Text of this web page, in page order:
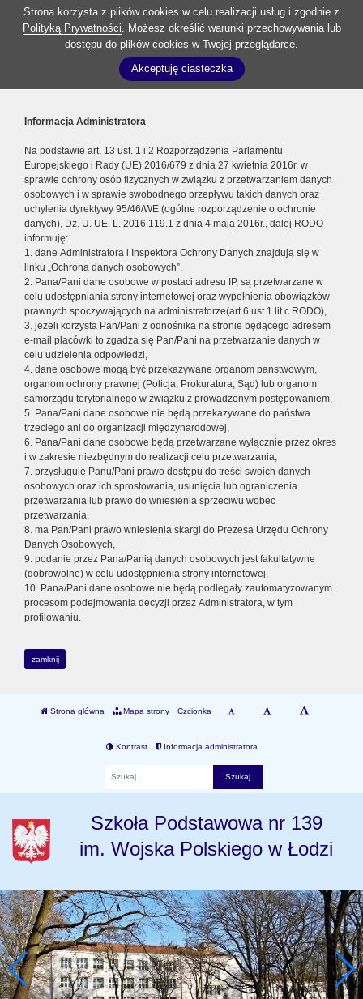
Strona korzysta z plików cookies w celu realizacji usług i zgodnie z
Polityką Prywatności. Możesz określić warunki przechowywania lub
dostępu do plików cookies w Twojej przeglądarce.
Akceptuję ciasteczka
Informacja Administratora
Na podstawie art. 13 ust. 1 i 2 Rozporządzenia Parlamentu
Europejskiego i Rady (UE) 2016/679 z dnia 27 kwietnia 2016r. w
sprawie ochrony osób fizycznych w związku z przetwarzaniem danych
osobowych i w sprawie swobodnego przepływu takich danych oraz
uchylenia dyrektywy 95/46/WE (ogólne rozporządzenie o ochronie
danych), Dz. U. UE. L. 2016.119.1 z dnia 4 maja 2016r., dalej RODO
informuję:
1. dane Administratora i Inspektora Ochrony Danych znajdują się w
linku „Ochrona danych osobowych”,
2. Pana/Pani dane osobowe w postaci adresu IP, są przetwarzane w
celu udostępniania strony internetowej oraz wypełnienia obowiązków
prawnych spoczywających na administratorze(art.6 ust.1 lit.c RODO),
3. jeżeli korzysta Pan/Pani z odnośnika na stronie będącego adresem
e-mail placówki to zgadza się Pan/Pani na przetwarzanie danych w
celu udzielenia odpowiedzi,
4. dane osobowe mogą być przekazywane organom państwowym,
organom ochrony prawnej (Policja, Prokuratura, Sąd) lub organom
samorządu terytorialnego w związku z prowadzonym postępowaniem,
5. Pana/Pani dane osobowe nie będą przekazywane do państwa
trzeciego ani do organizacji międzynarodowej,
6. Pana/Pani dane osobowe będą przetwarzane wyłącznie przez okres
i w zakresie niezbędnym do realizacji celu przetwarzania,
7. przysługuje Panu/Pani prawo dostępu do treści swoich danych
osobowych oraz ich sprostowania, usunięcia lub ograniczenia
przetwarzania lub prawo do wniesienia sprzeciwu wobec
przetwarzania,
8. ma Pan/Pani prawo wniesienia skargi do Prezesa Urzędu Ochrony
Danych Osobowych,
9. podanie przez Pana/Panią danych osobowych jest fakultatywne
(dobrowolne) w celu udostępnienia strony internetowej,
10. Pana/Pani dane osobowe nie będą podlegały zautomatyzowanym
procesom podejmowania decyzji przez Administratora, w tym
profilowaniu.
zamknij
Strona główna Mapa strony Czcionka
Kontrast Informacja administratora
Szkoła Podstawowa nr 139
im. Wojska Polskiego w Łodzi